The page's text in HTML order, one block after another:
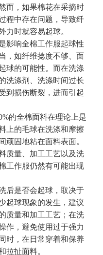
而，如果棉花在采摘时
程中存在问题，导致纤
力时就容易起球。
影响全棉工作服起球性
，如纤维捻度不够、面
球的可能性。而在洗涤
洗涤剂、洗涤时间过长
到损伤断裂，进而引起
的全棉面料在理论上是
上的毛球在洗涤和摩擦
顽固地粘在面料表面。
质量、加工工艺以及洗
工作服仍然有可能出现
后是否会起球，取决于
起球现象的发生，建议
质量和加工工艺；在洗
作，避免使用过于强力
时，在日常穿着和保养
拉扯面料。